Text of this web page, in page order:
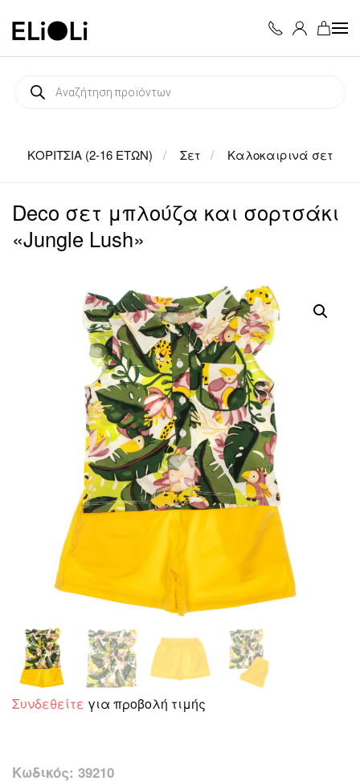
Skip to main content
Products
search
ΚΟΡΙΤΣΙΑ (2-16 ΕΤΩΝ) Σετ Καλοκαιρινά σετ
Deco σετ μπλούζα και σορτσάκι
«Jungle Lush»
Συνδεθείτε για προβολή τιμής
Κωδικός: 39210